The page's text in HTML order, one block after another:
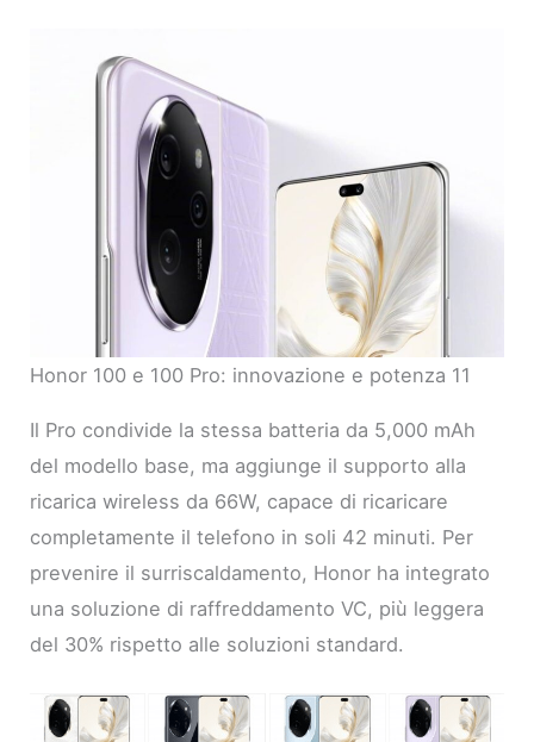
Honor 100 e 100 Pro: innovazione e potenza 11
Il Pro condivide la stessa batteria da 5,000 mAh
del modello base, ma aggiunge il supporto alla
ricarica wireless da 66W, capace di ricaricare
completamente il telefono in soli 42 minuti. Per
prevenire il surriscaldamento, Honor ha integrato
una soluzione di raffreddamento VC, più leggera
del 30% rispetto alle soluzioni standard.